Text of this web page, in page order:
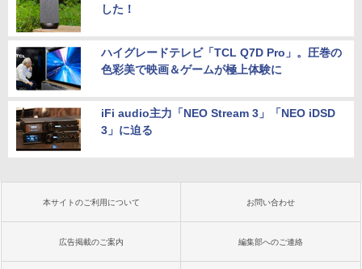
した！
ハイグレードテレビ「TCL Q7D Pro」。圧巻の
色彩美で映画＆ゲームが極上体験に
iFi audio主力「NEO Stream 3」「NEO iDSD
3」に迫る
本サイトのご利用について お問い合わせ
広告掲載のご案内 編集部へのご連絡